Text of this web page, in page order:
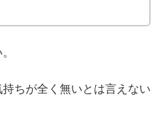
ちが全く無いとは言えない